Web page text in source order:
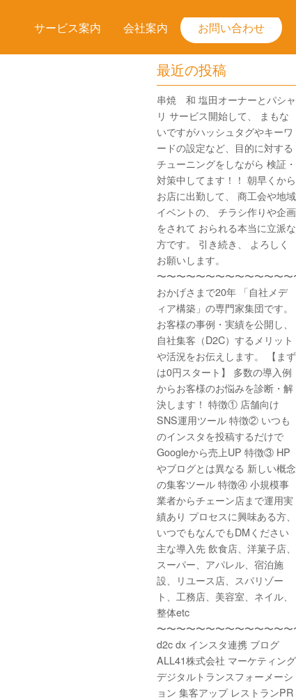
サービス案内 会社案内 お問い合わせ
最近の投稿
串焼 和 塩田オーナーとパシャ
リ サービス開始して、 まもな
いですがハッシュタグやキーワ
ードの設定など、目的に対する
チューニングをしながら 検証・
対策中してます！！ 朝早くから
お店に出勤して、 商工会や地域
イベントの、 チラシ作りや企画
をされて おられる本当に立派な
方です。 引き続き、 よろしく
お願いします。
〜〜〜〜〜〜〜〜〜〜〜〜〜
おかげさまで20年 「自社メデ
ィア構築」の専門家集団です。
お客様の事例・実績を公開し、
自社集客（D2C）するメリット
や活況をお伝えします。 【まず
は0円スタート】 多数の導入例
からお客様のお悩みを診断・解
決します！ 特徴① 店舗向け
SNS運用ツール 特徴② いつも
のインスタを投稿するだけで
Googleから売上UP 特徴③ HP
やブログとは異なる 新しい概念
の集客ツール 特徴④ 小規模事
業者からチェーン店まで運用実
績あり プロセスに興味ある方、
いつでもなんでもDMください
主な導入先 飲食店、洋菓子店、
スーパー、アパレル、宿泊施
設、リユース店、スパリゾー
ト、工務店、美容室、ネイル、
整体etc
〜〜〜〜〜〜〜〜〜〜〜〜〜
d2c dx インスタ連携 ブログ
ALL41株式会社 マーケティング
デジタルトランスフォーメーシ
ョン 集客アップ レストランPR